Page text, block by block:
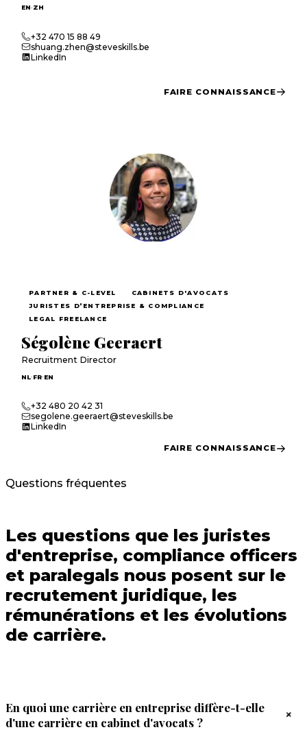
EN·ZH
+32 470 15 88 49
shuang.zhen@steveskills.be
LinkedIn
FAIRE CONNAISSANCE
PARTNER & C-LEVEL
CABINETS D'AVOCATS
JURISTES D’ENTREPRISE & COMPLIANCE
LEGAL FREELANCE
Ségolène Geeraert
Recruitment Director
NL·FR·EN
+32 480 20 42 31
segolene.geeraert@steveskills.be
LinkedIn
FAIRE CONNAISSANCE
Questions fréquentes
Les questions que les juristes
d'entreprise, compliance officers
et paralegals nous posent sur le
recrutement juridique, les
rémunérations et les évolutions
de carrière.
En quoi une carrière en entreprise diffère-t-elle
d'une carrière en cabinet d'avocats ?
+